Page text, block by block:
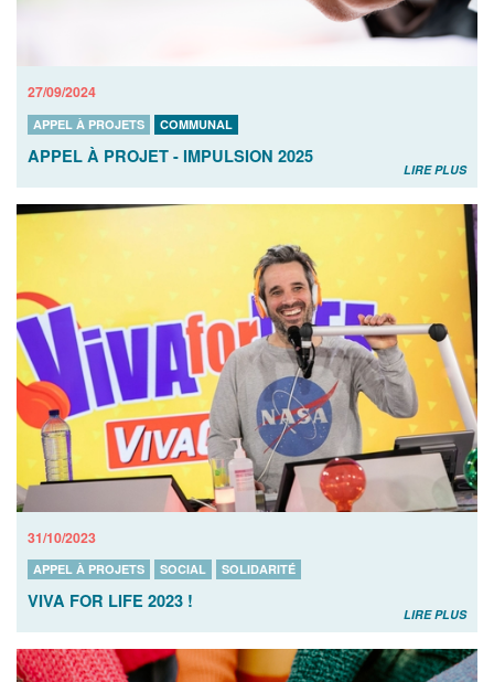
27/09/2024
APPEL À PROJETS COMMUNAL
APPEL À PROJET - IMPULSION 2025
LIRE PLUS
31/10/2023
APPEL À PROJETS SOCIAL SOLIDARITÉ
VIVA FOR LIFE 2023 !
LIRE PLUS